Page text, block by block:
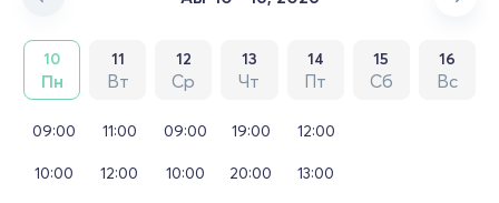
10
Пн
11
Вт
12
Ср
13
Чт
14
Пт
15
Сб
16
Вс
09:00
10:00
11:00
12:00
09:00
10:00
19:00
20:00
12:00
13:00